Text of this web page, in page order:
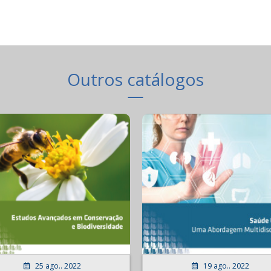
Outros catálogos
25 ago.. 2022 19 ago.. 2022